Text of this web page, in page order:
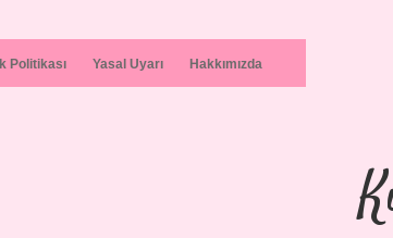
Politikası Yasal Uyarı Hakkımızda